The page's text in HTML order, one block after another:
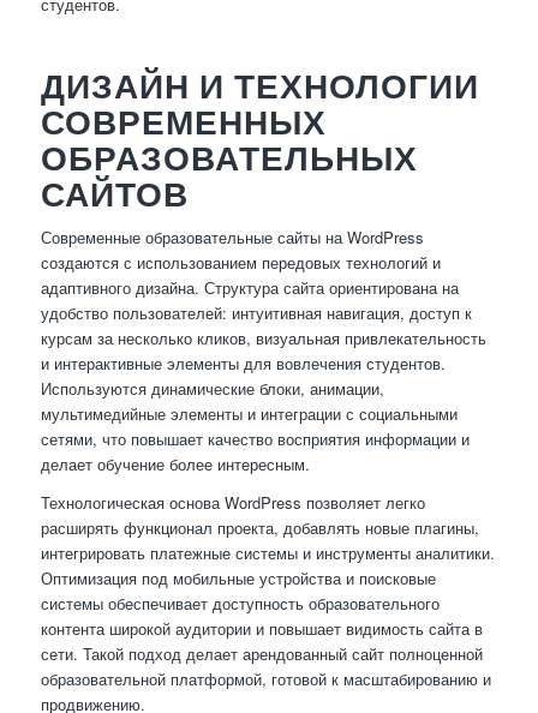
ДИЗАЙН И ТЕХНОЛОГИИ
СОВРЕМЕННЫХ
ОБРАЗОВАТЕЛЬНЫХ
САЙТОВ
Современные образовательные сайты на WordPress
создаются с использованием передовых технологий и
адаптивного дизайна. Структура сайта ориентирована на
удобство пользователей: интуитивная навигация, доступ к
курсам за несколько кликов, визуальная привлекательность
и интерактивные элементы для вовлечения студентов.
Используются динамические блоки, анимации,
мультимедийные элементы и интеграции с социальными
сетями, что повышает качество восприятия информации и
делает обучение более интересным.
Технологическая основа WordPress позволяет легко
расширять функционал проекта, добавлять новые плагины,
интегрировать платежные системы и инструменты аналитики.
Оптимизация под мобильные устройства и поисковые
системы обеспечивает доступность образовательного
контента широкой аудитории и повышает видимость сайта в
сети. Такой подход делает арендованный сайт полноценной
образовательной платформой, готовой к масштабированию и
продвижению.